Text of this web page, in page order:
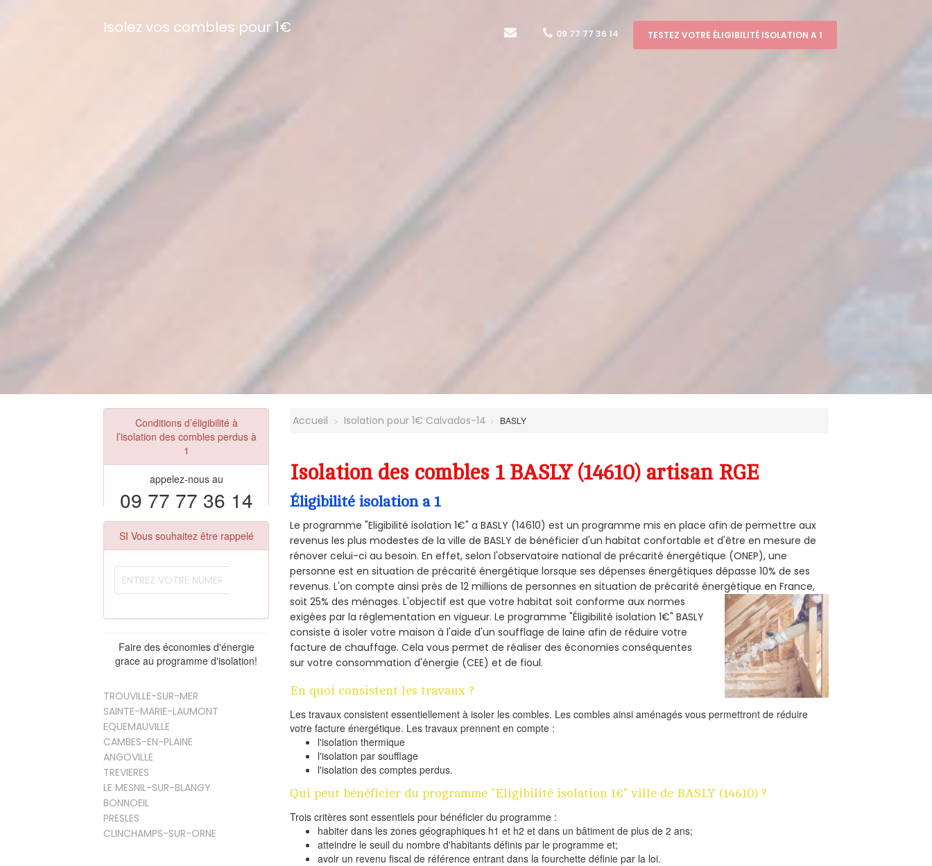
Isolez vos combles pour 1€ 09 77 77 36 14 TESTEZ VOTRE ÉLIGIBILITÉ ISOLATION A 1
Conditions d’éligibilité à
l’isolation des combles perdus à
1
appelez-nous au
09 77 77 36 14
SI Vous souhaitez être rappelé
Faire des économies d'énergie
grace au programme d'isolation!
TROUVILLE-SUR-MER
SAINTE-MARIE-LAUMONT
EQUEMAUVILLE
CAMBES-EN-PLAINE
ANGOVILLE
TREVIERES
LE MESNIL-SUR-BLANGY
BONNOEIL
PRESLES
CLINCHAMPS-SUR-ORNE
Accueil Isolation pour 1€ Calvados-14 BASLY
Isolation des combles 1 BASLY (14610) artisan RGE
Éligibilité isolation a 1
Le programme "Eligibilité isolation 1€" a BASLY (14610) est un programme mis en place afin de permettre aux
revenus les plus modestes de la ville de BASLY de bénéficier d'un habitat confortable et d'être en mesure de
rénover celui-ci au besoin. En effet, selon l'observatoire national de précarité énergétique (ONEP), une
personne est en situation de précarité énergétique lorsque ses dépenses énergétiques dépasse 10% de ses
revenus. L'on compte ainsi près de 12 millions de personnes en situation de précarité énergétique en France,
soit 25% des ménages.L'objectif est que votre habitat soit conforme aux normes
exigées par la réglementation en vigueur. Le programme "Éligibilité isolation 1€" BASLY
consiste à isoler votre maison à l'aide d'un soufflage de laine afin de réduire votre
facture de chauffage. Cela vous permet de réaliser des économies conséquentes
sur votre consommation d'énergie (CEE) et de fioul.
En quoi consistent les travaux ?
Les travaux consistent essentiellement à isoler les combles. Les combles ainsi aménagés vous permettront de réduire
votre facture énergétique. Les travaux prennent en compte :
l'isolation thermique
l'isolation par soufflage
l'isolation des comptes perdus.
Qui peut bénéficier du programme "Eligibilité isolation 1€" ville de BASLY (14610) ?
Trois critères sont essentiels pour bénéficier du programme :
habiter dans les zones géographiques h1 et h2 et dans un bâtiment de plus de 2 ans;
atteindre le seuil du nombre d'habitants définis par le programme et;
avoir un revenu fiscal de référence entrant dans la fourchette définie par la loi.